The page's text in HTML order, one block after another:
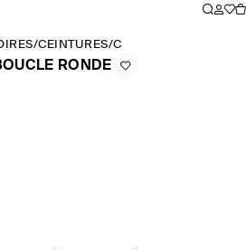
/CEINTURES/CEINTURE EN CUIR À
RONDE